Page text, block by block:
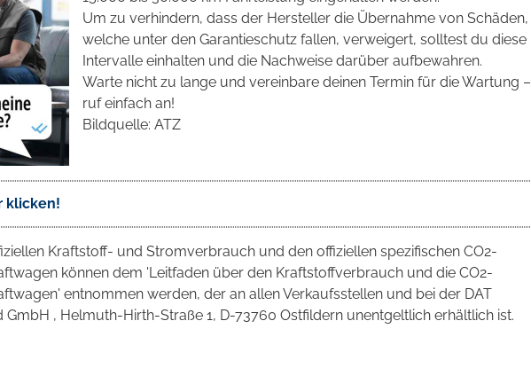
Um zu verhindern, dass der Hersteller die Übernahme von Schäden,
welche unter den Garantieschutz fallen, verweigert, solltest du diese
Intervalle einhalten und die Nachweise darüber aufbewahren.
Warte nicht zu lange und vereinbare deinen Termin für die Wartung –
ruf einfach an!
Bildquelle: ATZ
klicken!
Kraftstoff- und Stromverbrauch und den offiziellen spezifischen CO2-
können dem 'Leitfaden über den Kraftstoffverbrauch und die CO2-
entnommen werden, der an allen Verkaufsstellen und bei der DAT
, Helmuth-Hirth-Straße 1, D-73760 Ostfildern unentgeltlich erhältlich ist.